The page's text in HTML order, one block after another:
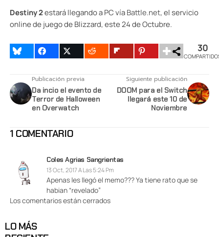
Destiny 2estará llegando a PC víaBattle.net, el servicio
online de juego de Blizzard, este 24 de Octubre.
30
Publicación previa
Da incio el evento de
Terror de Halloween
en Overwatch
Siguiente publicación
DOOM para el Switch
llegará este 10 de
Noviembre
1 COMENTARIO
Coles Agrias Sangrientas
13 Oct, 2017 A Las 5:24 Pm
Apenas les llegó el memo??? Ya tiene rato que se
habian “revelado”
Los comentarios están cerrados
LO MÁS